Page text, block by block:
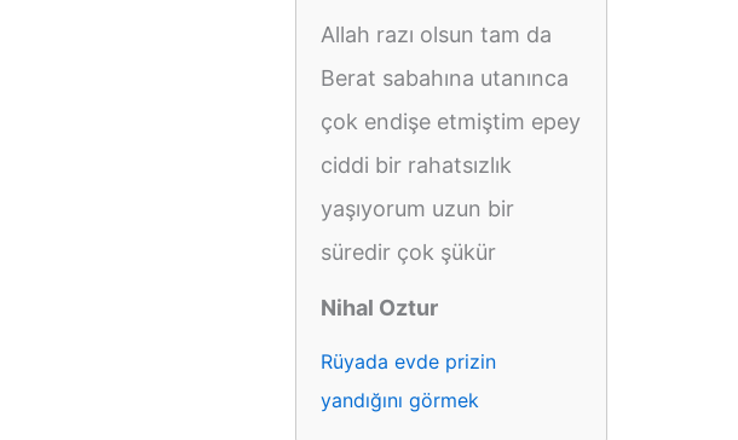
Allah razı olsun tam da
Berat sabahına utanınca
çok endişe etmiştim epey
ciddi bir rahatsızlık
yaşıyorum uzun bir
süredir çok şükür
Nihal Oztur
Rüyada evde prizin
yandığını görmek